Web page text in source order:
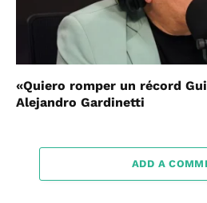
«Quiero romper un récord
Alejandro Gardinetti
ADD A